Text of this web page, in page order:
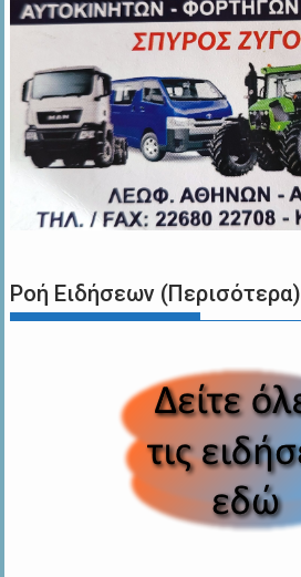
Ροή Ειδήσεων (Περισότερα)